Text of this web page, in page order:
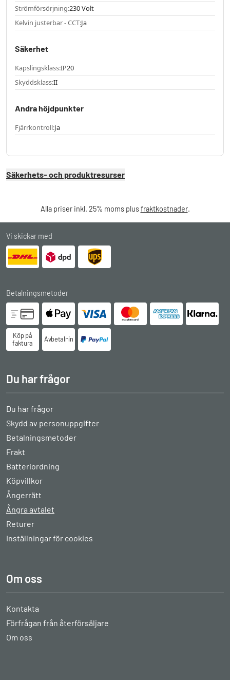
Strömförsörjning:230 Volt
Kelvin justerbar - CCT:Ja
Säkerhet
Kapslingsklass:IP20
Skyddsklass:II
Andra höjdpunkter
Fjärrkontroll:Ja
Säkerhets- och produktresurser
Alla priser inkl. 25% moms plusfraktkostnader.
Vi skickar med
Betalningsmetoder
Köp på
faktura
Avbetalningsköp
Du har frågor
Du har frågor
Skydd av personuppgifter
Betalningsmetoder
Frakt
Batteriordning
Köpvillkor
Ångerrätt
Ångra avtalet
Returer
Inställningar för cookies
Om oss
Kontakta
Förfrågan från återförsäljare
Om oss